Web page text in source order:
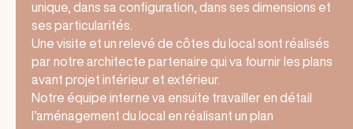
unique, dans sa configuration, dans ses dimensions et
ses particularités.
Une visite et un relevé de côtes du local sont réalisés
par notre architecte partenaire qui va fournir les plans
avant projet intérieur et extérieur.
Notre équipe interne va ensuite travailler en détail
l’aménagement du local en réalisant un plan